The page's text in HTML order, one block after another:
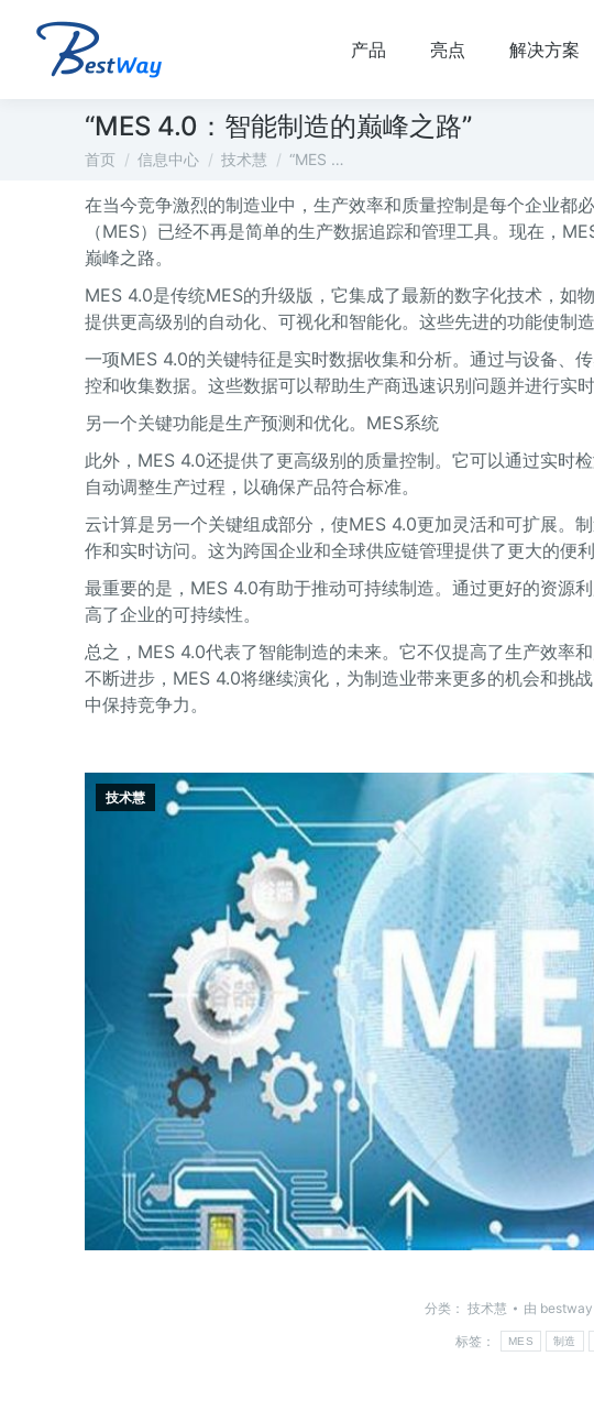
产品 亮点 解决方案
“MES 4.0：智能制造的巅峰之路”
您在这里：
首页 信息中心 技术慧 “MES …
在当今竞争激烈的制造业中，生产效率和质量控制是每个企业都
（MES）已经不再是简单的生产数据追踪和管理工具。现在，
巅峰之路。
MES 4.0是传统MES的升级版，它集成了最新的数字化技术，如
提供更高级别的自动化、可视化和智能化。这些先进的功能使制
一项MES 4.0的关键特征是实时数据收集和分析。通过与设备、
控和收集数据。这些数据可以帮助生产商迅速识别问题并进行实
另一个关键功能是生产预测和优化。MES系统
此外，MES 4.0还提供了更高级别的质量控制。它可以通过实时
自动调整生产过程，以确保产品符合标准。
云计算是另一个关键组成部分，使MES 4.0更加灵活和可扩展。
作和实时访问。这为跨国企业和全球供应链管理提供了更大的便利
最重要的是，MES 4.0有助于推动可持续制造。通过更好的资源
高了企业的可持续性。
总之，MES 4.0代表了智能制造的未来。它不仅提高了生产效率
不断进步，MES 4.0将继续演化，为制造业带来更多的机会和挑
中保持竞争力。
技术慧
分类： 技术慧 由 bestway
标签：
MES 制造